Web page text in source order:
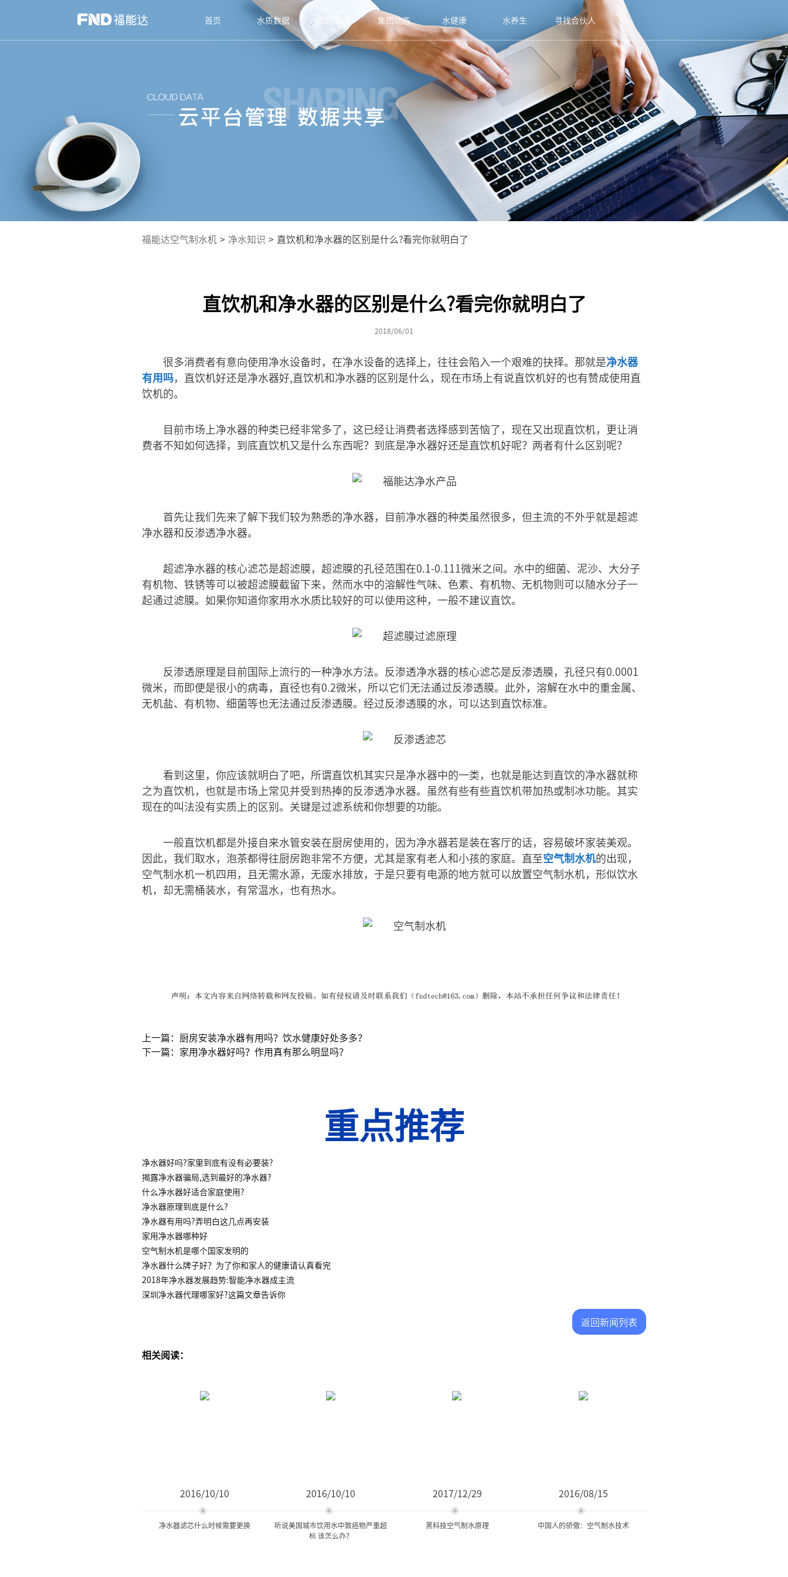
首页 水质数据 官网商城 集团动态 水健康 水养生 寻找合伙人
福能达空气制水机 > 净水知识 > 直饮机和净水器的区别是什么?看完你就明白了
直饮机和净水器的区别是什么?看完你就明白了
2018/06/01
很多消费者有意向使用净水设备时，在净水设备的选择上，往往会陷入一个艰难的抉择。那就是净水器
有用吗，直饮机好还是净水器好,直饮机和净水器的区别是什么，现在市场上有说直饮机好的也有赞成使用直
饮机的。
目前市场上净水器的种类已经非常多了，这已经让消费者选择感到苦恼了，现在又出现直饮机，更让消
费者不知如何选择，到底直饮机又是什么东西呢？到底是净水器好还是直饮机好呢？两者有什么区别呢？
首先让我们先来了解下我们较为熟悉的净水器，目前净水器的种类虽然很多，但主流的不外乎就是超滤
净水器和反渗透净水器。
超滤净水器的核心滤芯是超滤膜，超滤膜的孔径范围在0.1-0.111微米之间。水中的细菌、泥沙、大分子
有机物、铁锈等可以被超滤膜截留下来，然而水中的溶解性气味、色素、有机物、无机物则可以随水分子一
起通过滤膜。如果你知道你家用水水质比较好的可以使用这种，一般不建议直饮。
反渗透原理是目前国际上流行的一种净水方法。反渗透净水器的核心滤芯是反渗透膜，孔径只有0.0001
微米，而即便是很小的病毒，直径也有0.2微米，所以它们无法通过反渗透膜。此外，溶解在水中的重金属、
无机盐、有机物、细菌等也无法通过反渗透膜。经过反渗透膜的水，可以达到直饮标准。
看到这里，你应该就明白了吧，所谓直饮机其实只是净水器中的一类，也就是能达到直饮的净水器就称
之为直饮机，也就是市场上常见并受到热捧的反渗透净水器。虽然有些有些直饮机带加热或制冰功能。其实
现在的叫法没有实质上的区别。关键是过滤系统和你想要的功能。
一般直饮机都是外接自来水管安装在厨房使用的，因为净水器若是装在客厅的话，容易破坏家装美观。
因此，我们取水，泡茶都得往厨房跑非常不方便，尤其是家有老人和小孩的家庭。直至空气制水机的出现，
空气制水机一机四用，且无需水源，无废水排放，于是只要有电源的地方就可以放置空气制水机，形似饮水
机，却无需桶装水，有常温水，也有热水。
上一篇：厨房安装净水器有用吗？饮水健康好处多多？
下一篇：家用净水器好吗？作用真有那么明显吗？
重点推荐
净水器好吗?家里到底有没有必要装?
揭露净水器骗局,选到最好的净水器?
什么净水器好适合家庭使用?
净水器原理到底是什么?
净水器有用吗?弄明白这几点再安装
家用净水器哪种好
空气制水机是哪个国家发明的
净水器什么牌子好？为了你和家人的健康请认真看完
2018年净水器发展趋势:智能净水器成主流
深圳净水器代理哪家好?这篇文章告诉你
返回新闻列表
相关阅读：
2016/10/10
净水器滤芯什么时候需要更换
2016/10/10
听说美国城市饮用水中致癌物严重超
标 该怎么办？
2017/12/29
黑科技空气制水原理
2016/08/15
中国人的骄傲：空气制水技术